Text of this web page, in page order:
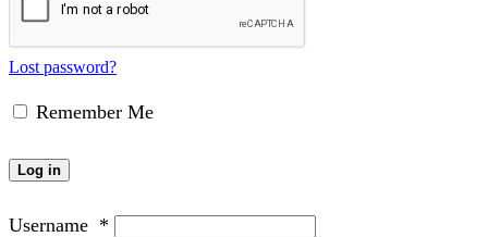
Lost password?
Remember Me
Log in
Username *